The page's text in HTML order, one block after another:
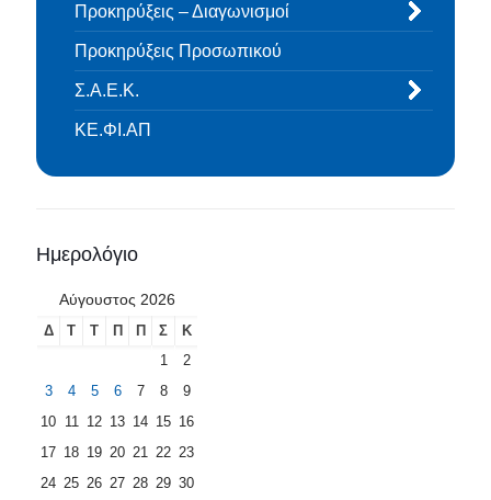
Προκηρύξεις – Διαγωνισμοί
Προκηρύξεις Προσωπικού
Σ.Α.Ε.Κ.
ΚΕ.ΦΙ.ΑΠ
Ημερολόγιο
Αύγουστος 2026
Δ Τ Τ Π Π Σ
Κ
1
2
3
4 5 6 7 8
9
10 11 12 13 14 15 16
17 18 19 20 21 22 23
24 25 26 27 28 29 30